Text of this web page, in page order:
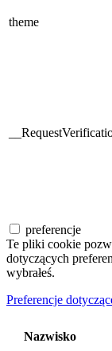
theme
preferencje
Te pliki cookie
dotyczących
wybrałeś.
Preferencje
Nazwisko